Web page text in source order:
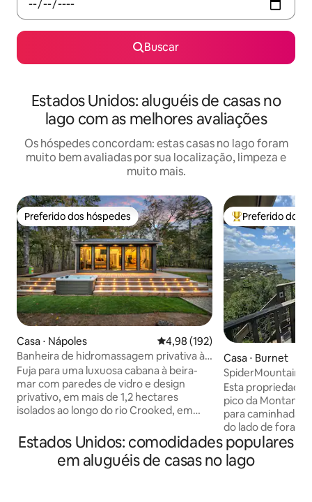
Buscar
Estados Unidos: aluguéis de casas no
lago com as melhores avaliações
Os hóspedes concordam: estas casas no lago foram
muito bem avaliadas por sua localização, limpeza e
muito mais.
Preferido dos hóspedes
Preferido dos hóspedes
Casa ⋅ Nápoles 4,98 de uma avaliação média de
4,98 (192)
Banheira de hidromassagem privativa à
beira-mar de designer LUX - Isolada
Fuja para uma luxuosa cabana à beira-
mar com paredes de vidro e design
privativo, em mais de 1,2 hectares
isolados ao longo do rio Crooked, em
propriedade, oferecendo total
privacidade, sua própria praia de areia,
cais com acesso direto ao Lago Sebago e
Entre os
Preferido dos
Casa ⋅ Burnet
SpiderMountain-
Banheira-Sala de
Esta propriedade
pico da
para caminhadas
do lado de fora
do Lago
sala de estar do
vistas
Estados Unidos: comodidades populares
em aluguéis de casas no lago